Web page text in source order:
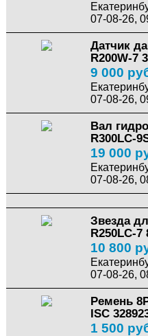
07-08-26,
Датчик
R200W-7
9 000
07-08-26,
Вал
R300LC-
19 000
07-08-26,
Звезда
R250LC-7
10 800
07-08-26,
Ремень
ISC
1 500